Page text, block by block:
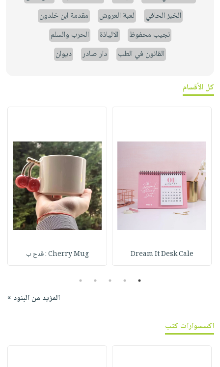
الخبز الحافي
لعبة العروش
مقدمة ابن خلدون
نجيب محفوظ
الالياذة
الحرب والسلم
القانون في الطب
دار صادر ديوان
كل الأقسام
Dream It Desk Cale Cherry Mug : قدح ب
1
2
3
4
5
المزيد من البنود »
اكسسوارات كتب